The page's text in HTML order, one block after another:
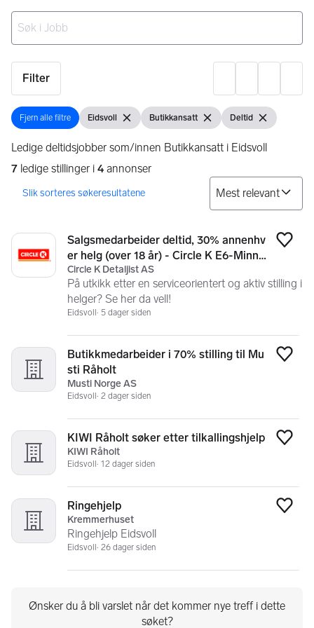
Filter
Fjern alle filtre
Fjern alle filtre Vis filter
Eidsvoll Fjern filterVis filter
Butikkansatt Fjern filterVis filter
Deltid Fjern filter
Ledige deltidsjobber som/innen Butikkansatt i Eidsvoll
7 ledige stillinger i 4 annonser
Søkeresultater
Salgsmedarbeider deltid, 30% annenhv
er helg (over 18 år) - Circle K E6-Minne
sund
Circle K Detaljist AS
På utkikk etter en serviceorientert og aktiv stilling i
helger? Se her da vell!
Eidsvoll 5 dager siden
Butikkmedarbeider i 70% stilling til Mu
sti Råholt
Musti Norge AS
Eidsvoll 2 dager siden
KIWI Råholt søker etter tilkallingshjelp
KIWI Råholt
Eidsvoll 12 dager siden
Ringehjelp
Kremmerhuset
Ringehjelp Eidsvoll
Eidsvoll 26 dager siden
Ønsker du å bli varslet når det kommer nye treff i dette
søket?